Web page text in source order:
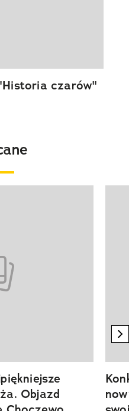
czarów"
Objazd